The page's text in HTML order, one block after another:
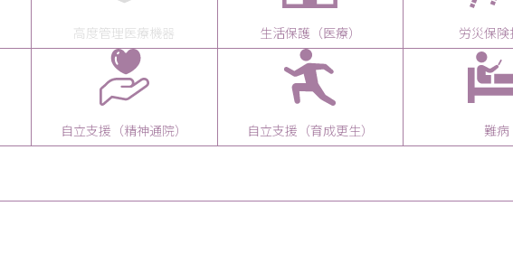
高度管理医療機器 生活保護（医療） 労災保険
自立支援（精神通院） 自立支援（育成更生） 難病